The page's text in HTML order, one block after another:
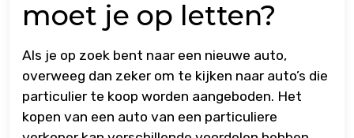
moet je op letten?
Als je op zoek bent naar een nieuwe auto,
overweeg dan zeker om te kijken naar auto’s die
particulier te koop worden aangeboden. Het
kopen van een auto van een particuliere